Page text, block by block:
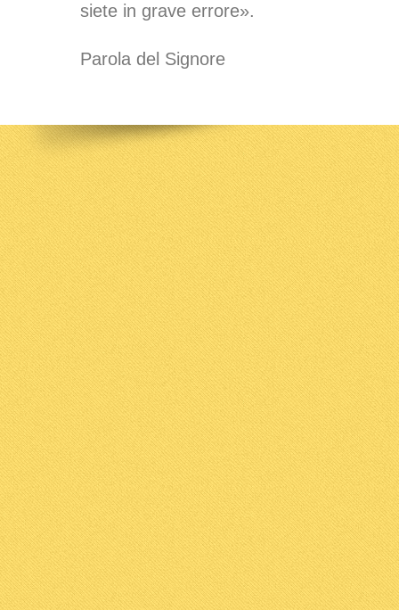
siete in grave errore».
Parola del Signore